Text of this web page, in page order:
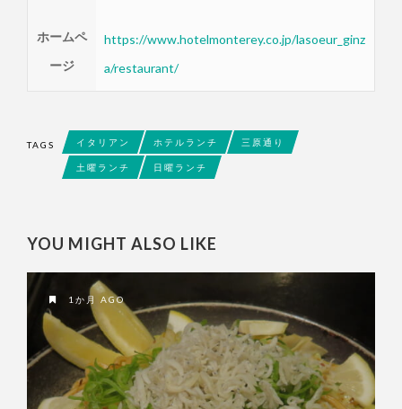
ホームペ
ージ
https://www.hotelmonterey.co.jp/lasoeur_ginz
a/restaurant/
TAGS イタリアン ホテルランチ 三原通り
土曜ランチ 日曜ランチ
YOU MIGHT ALSO LIKE
1か月 AGO